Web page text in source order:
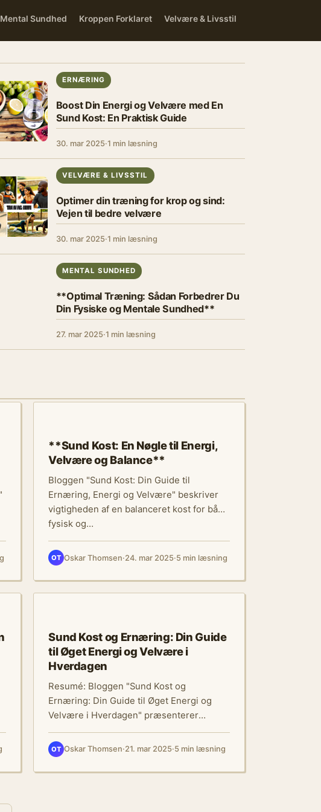
Mental Sundhed Kroppen Forklaret Velvære & Livsstil
ERNÆRING
Boost Din Energi og Velvære med En
Sund Kost: En Praktisk Guide
30. mar 2025·1 min læsning
VELVÆRE & LIVSSTIL
Optimer din træning for krop og sind:
Vejen til bedre velvære
30. mar 2025·1 min læsning
MENTAL SUNDHED
**Optimal Træning: Sådan Forbedrer Du
Din Fysiske og Mentale Sundhed**
27. mar 2025·1 min læsning
**Sund Kost: En Nøgle til Energi,
Velvære og Balance**
Bloggen "Sund Kost: Din Guide til
Ernæring, Energi og Velvære" beskriver
vigtigheden af en balanceret kost for både
fysisk og…
OT Oskar Thomsen·24. mar 2025·5 min læsning
Sund Kost og Ernæring: Din Guide
til Øget Energi og Velvære i
Hverdagen
Resumé: Bloggen "Sund Kost og
Ernæring: Din Guide til Øget Energi og
Velvære i Hverdagen" præsenterer
vigtigheden af en balanceret…
OT Oskar Thomsen·21. mar 2025·5 min læsning